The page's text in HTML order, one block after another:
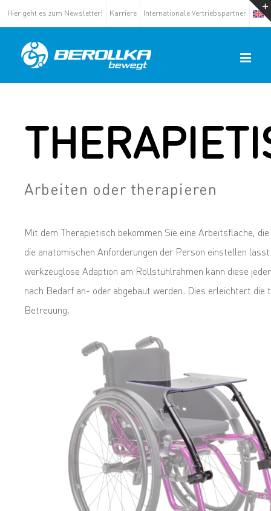
Hier geht es zum Newsletter! Karriere Internationale Vertriebspartner
Arbeiten oder therapieren
Mit dem Therapietisch bekommen Sie eine Arbeitsfläche,
die anatomischen Anforderungen der Person einstellen
werkzeuglose Adaption am Rollstuhlrahmen kann diese
nach Bedarf an- oder abgebaut werden. Dies erleichtert die
Betreuung.